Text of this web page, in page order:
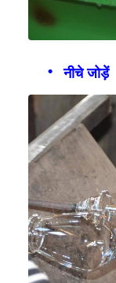
नीचे जोड़ें